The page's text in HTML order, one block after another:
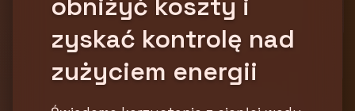
zyskać kontrolę nad
zużyciem energii